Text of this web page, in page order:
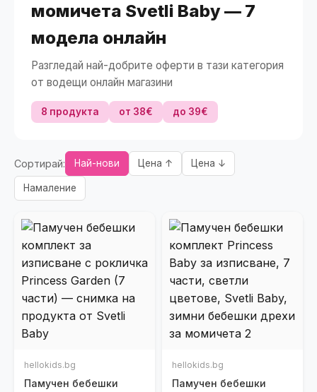
момичета Svetli Baby — 7
модела онлайн
Разгледай най-добрите оферти в тази категория
от водещи онлайн магазини
8 продукта от 38€ до 39€
Сортирай: Най-нови Цена ↑ Цена ↓
Намаление
hellokids.bg
Памучен бебешки
hellokids.bg
Памучен бебешки